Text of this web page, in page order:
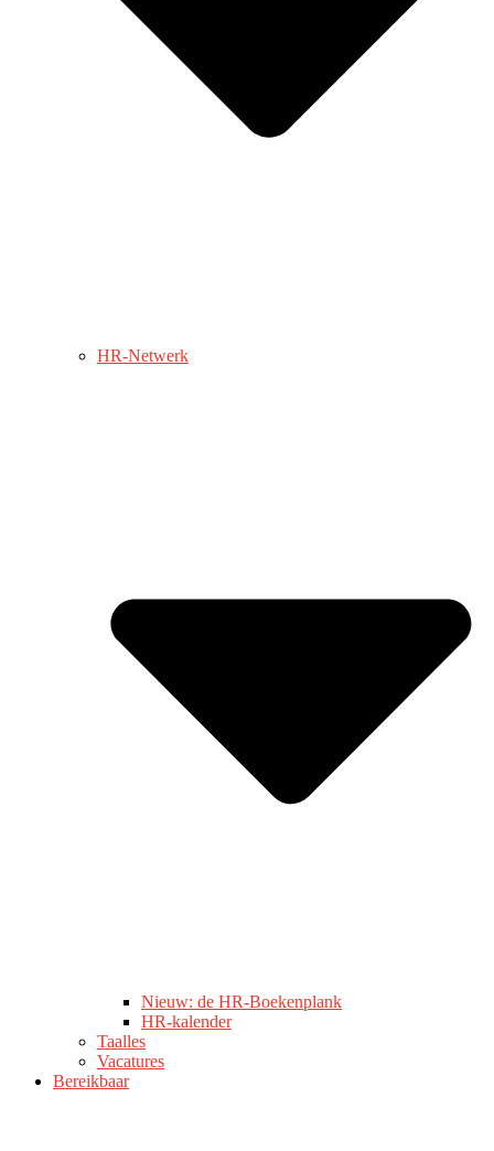
HR-Netwerk
Nieuw: de HR-Boekenplank
HR-kalender
Taalles
Vacatures
Bereikbaar